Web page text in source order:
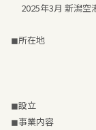
2025年3月 新潟
◼所在地
◼設立
◼事業内容